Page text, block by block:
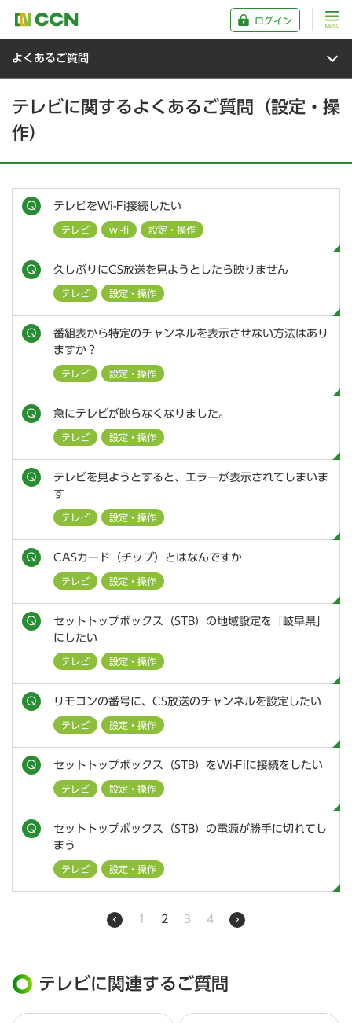
ログイン
よくあるご質問
テレビに関するよくあるご質問（設定・操
作）
テレビをWi-Fi接続したい
テレビ wi-fi 設定・操作
久しぶりにCS放送を見ようとしたら映りません
テレビ 設定・操作
番組表から特定のチャンネルを表示させない方法はあり
ますか？
テレビ 設定・操作
急にテレビが映らなくなりました。
テレビ 設定・操作
テレビを見ようとすると、エラーが表示されてしまいま
す
テレビ 設定・操作
CASカード（チップ）とはなんですか
テレビ 設定・操作
セットトップボックス（STB）の地域設定を「岐阜県」
にしたい
テレビ 設定・操作
リモコンの番号に、CS放送のチャンネルを設定したい
テレビ 設定・操作
セットトップボックス（STB）をWi-Fiに接続をしたい
テレビ 設定・操作
セットトップボックス（STB）の電源が勝手に切れてし
まう
テレビ 設定・操作
1 2 3 4
テレビに関連するご質問